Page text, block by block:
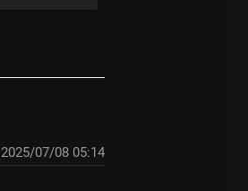
2025/07/08 05:14